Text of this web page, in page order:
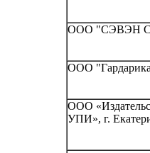
ООО "СЭВЭН
ООО
ООО
УПИ», г.